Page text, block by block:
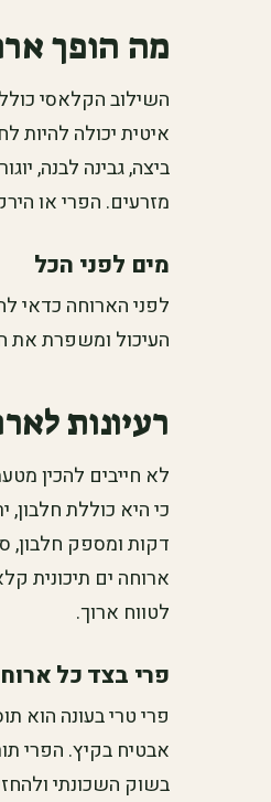
מה הופך
השילוב הקלאסי
איטית יכולה להיות
ביצה, גבינה לבנה,
מזרעים. הפרי או
מים לפני הכל
לפני הארוחה כדאי
העיכול ומשפרת את
רעיונות
לא חייבים להכין
כי היא כוללת
דקות ומספק חלבון,
ארוחה ים תיכונית
לטווח ארוך.
פרי בצד כל
פרי טרי בעונה הוא
אבטיח בקיץ. הפרי
בשוק השכונתי